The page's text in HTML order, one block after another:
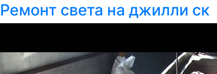
Ремонт света на джилли ск